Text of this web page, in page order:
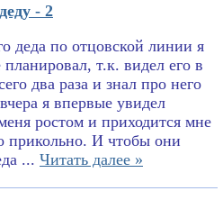
- 2
деда по отцовской линии я
планировал, т.к. видел его в
два раза и знал про него
я впервые увидел
ростом и приходится мне
прикольно. И чтобы они
... Читать далее »